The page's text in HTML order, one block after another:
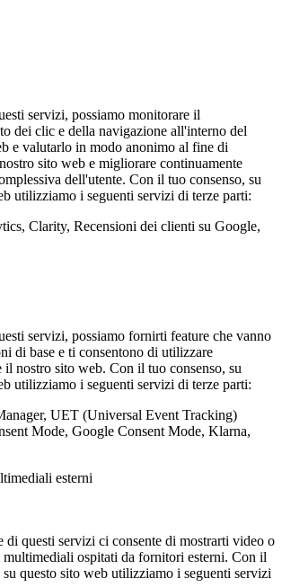
servizi, possiamo monitorare il
dei clic e della navigazione all'interno del
e valutarlo in modo anonimo al fine di
sito web e migliorare continuamente
dell'utente. Con il tuo consenso, su
utilizziamo i seguenti servizi di terze parti:
Clarity, Recensioni dei clienti su Google,
servizi, possiamo fornirti feature che vanno
di base e ti consentono di utilizzare
il nostro sito web. Con il tuo consenso, su
utilizziamo i seguenti servizi di terze parti:
UET (Universal Event Tracking)
Mode, Google Consent Mode, Klarna,
esterni
di questi servizi ci consente di mostrarti video o
ospitati da fornitori esterni. Con il
su questo sito web utilizziamo i seguenti servizi